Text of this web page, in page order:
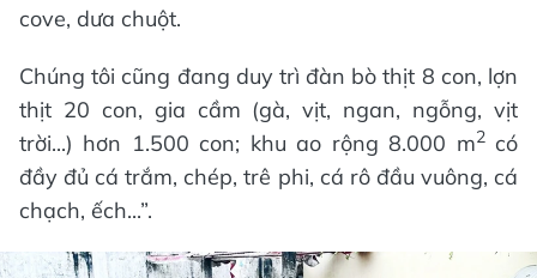
cove, dưa chuột.
Chúng tôi cũng đang duy trì đàn bò thịt 8 con, lợn
thịt 20 con, gia cầm (gà, vịt, ngan, ngỗng, vịt
trời...) hơn 1.500 con; khu ao rộng 8.000 m2có
đầy đủ cá trắm, chép, trê phi, cá rô đầu vuông, cá
chạch, ếch...”.